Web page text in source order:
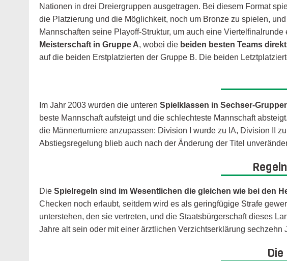
Nationen in drei Dreiergruppen ausgetragen. Bei diesem Format
die Platzierung und die Möglichkeit, noch um Bronze zu spielen,
Mannschaften seine Playoff-Struktur, um auch eine Viertelfinalrunde
Meisterschaft in Gruppe A, wobei die beiden besten Teams
auf die beiden Erstplatzierten der Gruppe B. Die beiden
Im Jahr 2003 wurden die unteren Spielklassen in Sechser-
beste Mannschaft aufsteigt und die schlechteste Mannschaft
die Männerturniere anzupassen: Division I wurde zu IA, Division II
Abstiegsregelung blieb auch nach der Änderung der Titel
Die Spielregeln sind im Wesentlichen die gleichen wie bei den
Checken noch erlaubt, seitdem wird es als geringfügige Strafe
unterstehen, den sie vertreten, und die Staatsbürgerschaft dieses
Jahre alt sein oder mit einer ärztlichen Verzichtserklärung sechzehn